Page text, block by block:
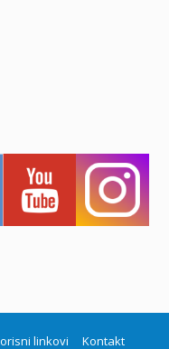
linkovi Kontakt